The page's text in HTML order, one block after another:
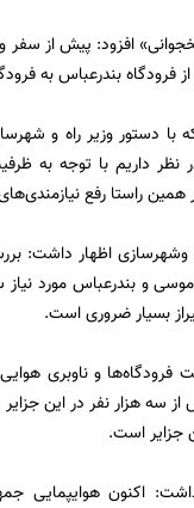
افزود: پیش از
فرودگاه بندرعباس به
با دستور وزیر راه و
داریم با توجه به
همین راستا رفع
وشهرسازی اظهار داشت:
و بندرعباس مورد
بسیار ضروری است.
فرودگاه‌ها و ناوبری
سه هزار نفر در این
جزایر است.
اکنون هوایپمایی